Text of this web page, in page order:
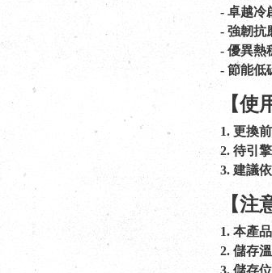
- 卓越冷
- 強韌抗
- 優異熱
- 節能低
【使
1. 更換
2. 待引
3. 建議
【注
1. 本產
2. 儲存
3. 儲存